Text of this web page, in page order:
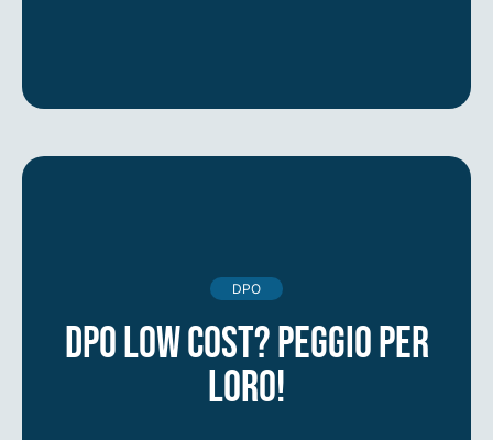
DPO
DPO low cost? Peggio per
loro!